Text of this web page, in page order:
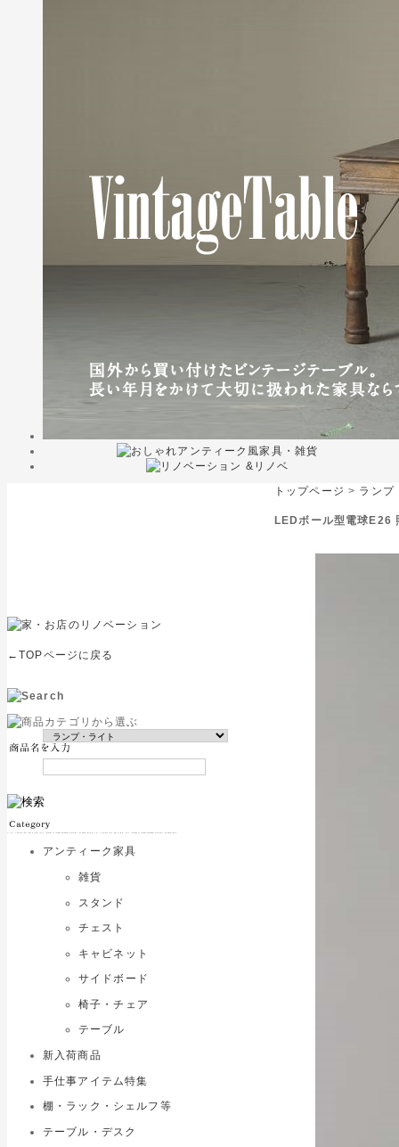
←TOPページに戻る
アンティーク家具
雑貨
スタンド
チェスト
キャビネット
サイドボード
椅子・チェア
テーブル
新入荷商品
手仕事アイテム特集
棚・ラック・シェルフ等
テーブル・デスク
トップページ > ランプ
LEDボール型電球E26